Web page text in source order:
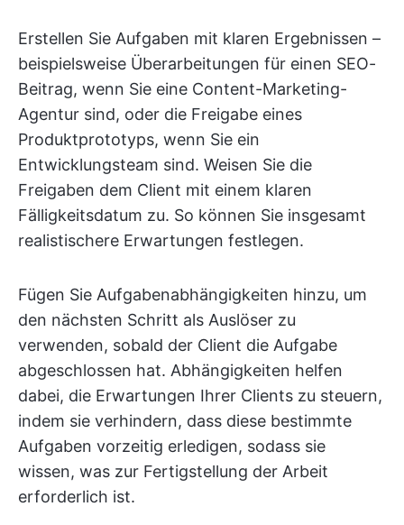
Erstellen Sie Aufgaben mit klaren Ergebnissen –
beispielsweise Überarbeitungen für einen SEO-
Beitrag, wenn Sie eine Content-Marketing-
Agentur sind, oder die Freigabe eines
Produktprototyps, wenn Sie ein
Entwicklungsteam sind. Weisen Sie die
Freigaben dem Client mit einem klaren
Fälligkeitsdatum zu. So können Sie insgesamt
realistischere Erwartungen festlegen.
Fügen Sie Aufgabenabhängigkeiten hinzu, um
den nächsten Schritt als Auslöser zu
verwenden, sobald der Client die Aufgabe
abgeschlossen hat. Abhängigkeiten helfen
dabei, die Erwartungen Ihrer Clients zu steuern,
indem sie verhindern, dass diese bestimmte
Aufgaben vorzeitig erledigen, sodass sie
wissen, was zur Fertigstellung der Arbeit
erforderlich ist.